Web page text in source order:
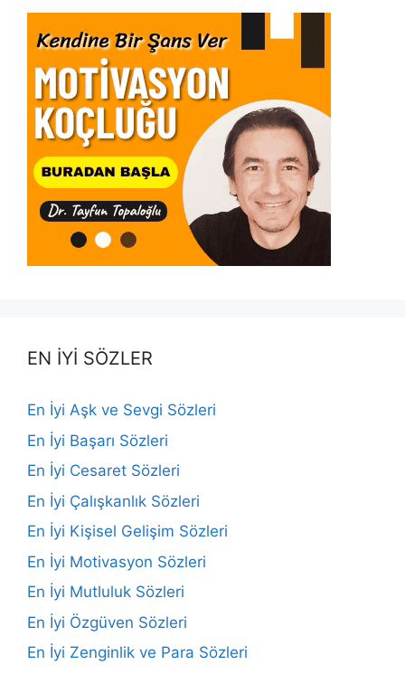
EN İYİ SÖZLER
En İyi Aşk ve Sevgi Sözleri
En İyi Başarı Sözleri
En İyi Cesaret Sözleri
En İyi Çalışkanlık Sözleri
En İyi Kişisel Gelişim Sözleri
En İyi Motivasyon Sözleri
En İyi Mutluluk Sözleri
En İyi Özgüven Sözleri
En İyi Zenginlik ve Para Sözleri